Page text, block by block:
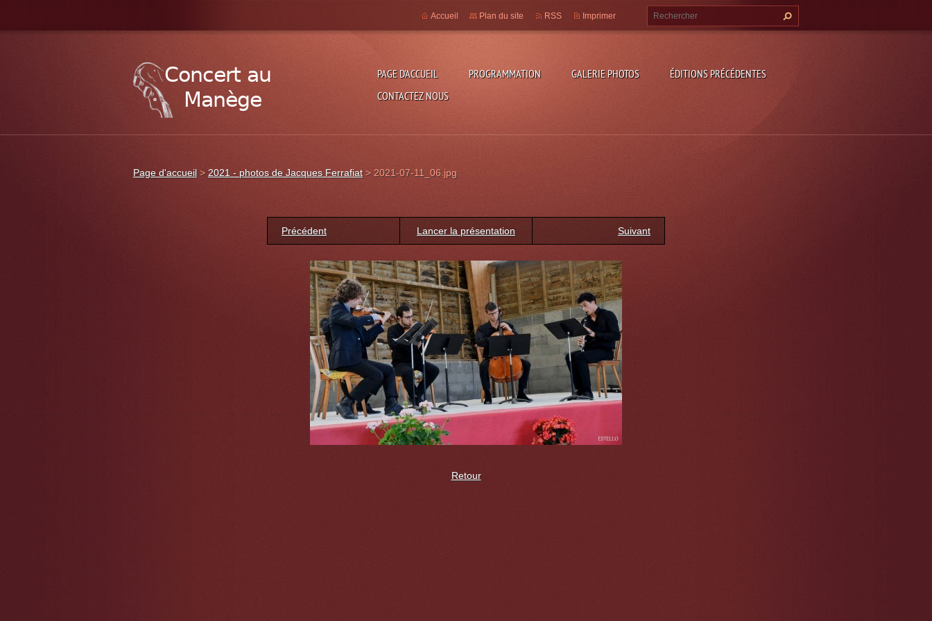
PAGE D'ACCUEIL PROGRAMMATION GALERIE PHOTOS
ÉDITIONS PRÉCÉDENTES
CONTACTEZ NOUS
Accueil Plan du site RSS Imprimer
Page d'accueil > 2021 - photos de Jacques Ferrafiat > 2021-07-11_06.jpg
Précédent Lancer la présentation Suivant
Retour